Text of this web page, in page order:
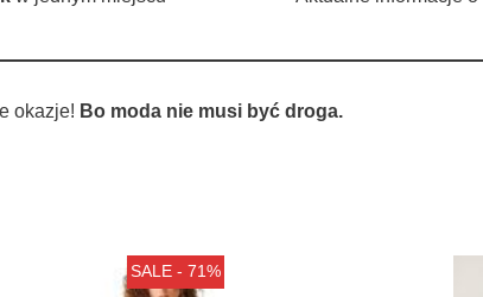
okazje! Bo moda nie musi być droga.
SALE - 71%